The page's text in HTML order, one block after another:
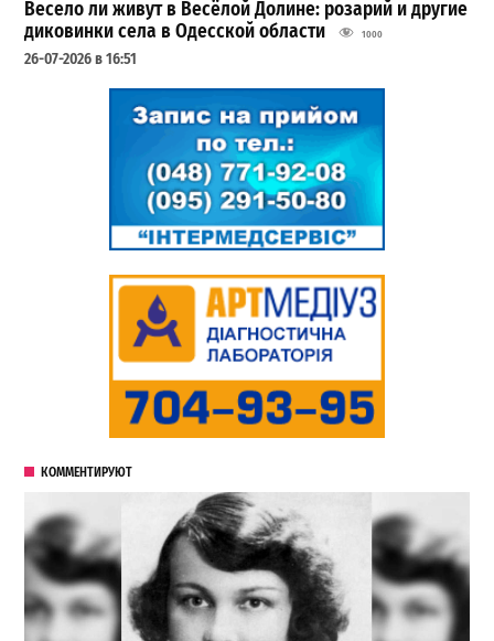
Весело ли живут в Весёлой Долине: розарий и другие
диковинки села в Одесской области
1000
26-07-2026 в 16:51
КОММЕНТИРУЮТ